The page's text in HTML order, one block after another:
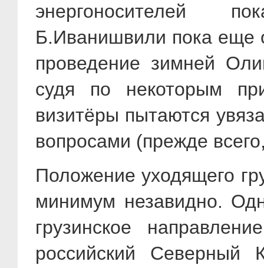
энергоносителей
Б.Иванишвили пока еще
проведение зимней
судя по некоторым
визитёры пытаются
вопросами (прежде
Положение уходящего
минимум незавидно.
грузинское
российский Северный